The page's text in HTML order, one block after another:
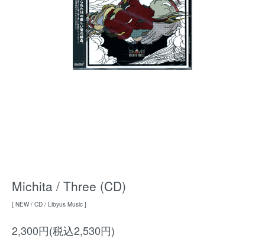
Michita / Three (CD)
[ NEW / CD / Libyus Music ]
2,300円(税込2,530円)